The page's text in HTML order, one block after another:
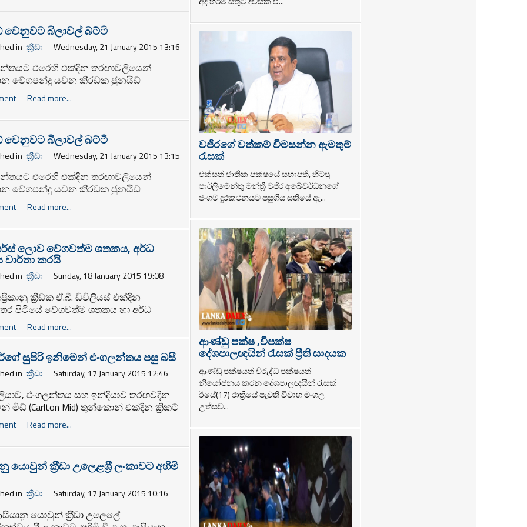
වෙත ලිපියක්‌ යොමුකර තිබේ.
වෙනුවට බිලාවල් බට්ටි
in ක්‍රීඩා Wednesday, 21 January 2015 13:16
එරෙහි එක්දින තරඟාවලියෙන්
වේගපන්දු යවන කි‍්‍රඩක ජුනයිඩ්
Read more...
වෙනුවට බිලාවල් බට්ටි
in ක්‍රීඩා Wednesday, 21 January 2015 13:15
එරෙහි එක්දින තරඟාවලියෙන්
වේගපන්දු යවන කි‍්‍රඩක ජුනයිඩ්
Read more...
ලොව වේගවත්ම ශතකය, අර්ධ
කරයි
in ක්‍රීඩා Sunday, 18 January 2015 19:08
ක්‍රීඩක ඒ.බී. ඩිවිලියස් එක්දින
පිටියේ වේගවත්ම ශතකය හා අර්ධ
තමන් සතුකර ගැනීමට අද සමත් විය. ඒ
කණ්ඩායමට එරෙහිව පැවැති එක්දින
Read more...
සුපිරි ඉනිමෙන් එංගලන්තය පසු බසී
in ක්‍රීඩා Saturday, 17 January 2015 12:46
එංගලන්තය සහ ඉන්දියාව තරඟවදින
මිඩ් (Carlton Mid) තුන්කොන් එක්දින ක්‍රිකට්
අද ඕස්ට්‍රේලියාවේ සිඩ්නි හිදී සත්කාරක
සහ එංගලන්තය අතර තරඟයෙන්
Read more...
යොවුන් ක‍්‍රීඩා උලෙළශ‍්‍රී ලංකාවට අහිමි
in ක්‍රීඩා Saturday, 17 January 2015 10:16
යොවුන් ක‍්‍රීඩා උලෙලේ
වජිරගේ වත්කම් විමසන්න ඇමතුම්
රැසක්
එක්සත් ජාතික පක්ෂයේ සභාපති, හිටපු
පාර්ලිමේන්තු මන්ත්‍රී වජිර අබේවර්ධනගේ
ජංගම දුරකථනයට පසුගිය සතියේ ඇ...
ආණ්ඩු පක්ෂ ,විපක්ෂ
දේශපාලඥයින් රැසක් ප්‍රීති සාදයක
ආණ්ඩු පක්ෂයත් විරුද්ධ පක්ෂයත්
නියෝජනය කරන දේශපාලඥයින් රැසක්
ඊයේ(17) රාත්‍රියේ පැවති විවාහ මංගල
උත්සව...